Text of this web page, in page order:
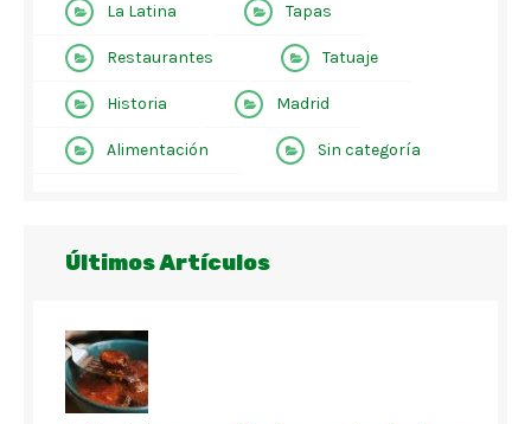
La Latina Tapas
Restaurantes Tatuaje
Historia Madrid
Alimentación Sin categoría
Últimos Artículos